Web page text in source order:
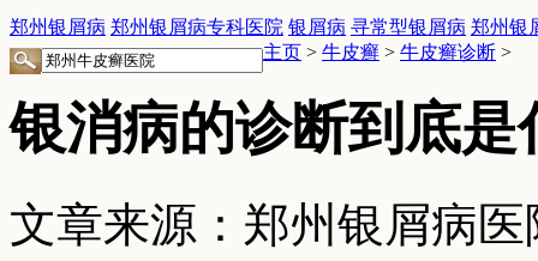
郑州银屑病 郑州银屑病专科医院 银屑病 寻常型银屑病 郑州银
主页 > 牛皮癣 > 牛皮癣诊断 >
银消病的诊断到底是
文章来源：郑州银屑病医